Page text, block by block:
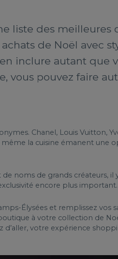
liste des
de Noël avec
inclure autant que
vous pouvez faire
Chanel, Louis Vuitton,
même la cuisine émanent
noms de grands créateurs,
encore plus important.
Élysées et remplissez vos
à votre collection de
d’aller, votre expérience